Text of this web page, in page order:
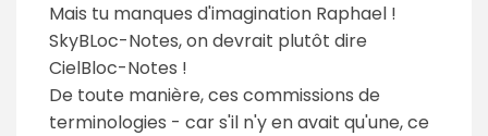
Mais tu manques d'imagination Raphael !
SkyBLoc-Notes, on devrait plutôt dire
CielBloc-Notes !
De toute manière, ces commissions de
terminologies - car s'il n'y en avait qu'une, ce